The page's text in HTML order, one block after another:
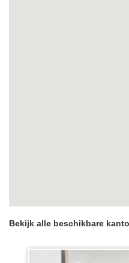
Bekijk alle beschikbare